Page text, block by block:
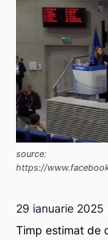
source:
https://
29 ianuarie 2025
Timp estimat de